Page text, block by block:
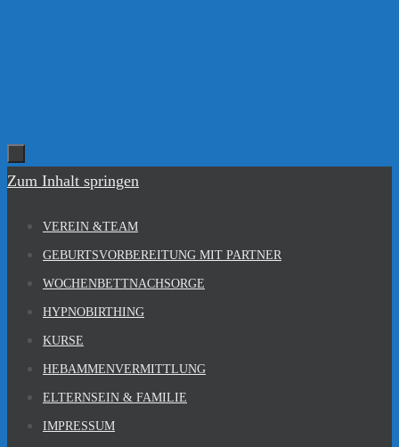
Zum Inhalt springen
VEREIN &TEAM
GEBURTSVORBEREITUNG MIT PARTNER
WOCHENBETTNACHSORGE
HYPNOBIRTHING
KURSE
HEBAMMENVERMITTLUNG
ELTERNSEIN & FAMILIE
IMPRESSUM